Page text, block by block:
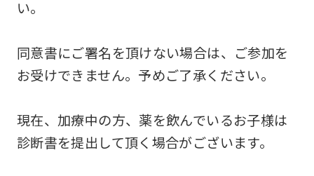
い。
同意書にご署名を頂けない場合は、ご参加を
お受けできません。予めご了承ください。
現在、加療中の方、薬を飲んでいるお子様は
診断書を提出して頂く場合がございます。
However,
if
use
an